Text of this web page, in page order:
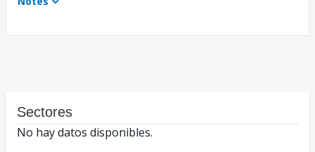
Sectores
No hay datos disponibles.